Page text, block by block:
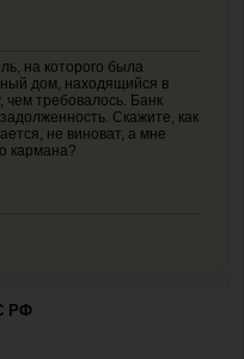
на которого была
дом, находящийся в
чем требовалось. Банк
Скажите, как
не виноват, а мне
кармана?
РФ